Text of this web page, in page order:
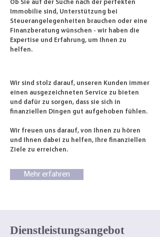
Ob Sie auf der Suche nach der perfekten
Immobilie sind, Unterstützung bei
Steuerangelegenheiten brauchen oder eine
Finanzberatung wünschen - wir haben die
Expertise und Erfahrung, um Ihnen zu
helfen.
Wir sind stolz darauf, unseren Kunden immer
einen ausgezeichneten Service zu bieten
und dafür zu sorgen, dass sie sich in
finanziellen Dingen gut aufgehoben fühlen.
Wir freuen uns darauf, von Ihnen zu hören
und Ihnen dabei zu helfen, Ihre finanziellen
Ziele zu erreichen.
Mehr erfahren
Dienstleistungsangebot